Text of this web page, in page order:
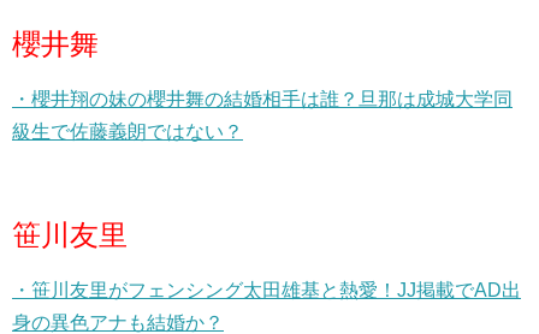
櫻井舞
・櫻井翔の妹の櫻井舞の結婚相手は誰？旦那は成城大学同
級生で佐藤義朗ではない？
笹川友里
・笹川友里がフェンシング太田雄基と熱愛！JJ掲載でAD出
身の異色アナも結婚か？